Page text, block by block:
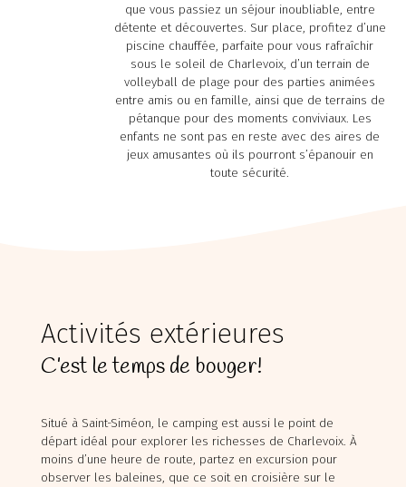
CAMPING UNION BASKATONG
/POURVOIRIE RAINVILLE
CHAUDIÈRE
que vous passiez un séjour inoubliable, entre
détente et découvertes. Sur place, profitez d’une
piscine chauffée, parfaite pour vous rafraîchir
sous le soleil de Charlevoix, d’un terrain de
volleyball de plage pour des parties animées
entre amis ou en famille, ainsi que de terrains de
pétanque pour des moments conviviaux. Les
enfants ne sont pas en reste avec des aires de
jeux amusantes où ils pourront s’épanouir en
toute sécurité.
Activités extérieures
C’est le temps de bouger!
Situé à Saint-Siméon, le camping est aussi le point de
départ idéal pour explorer les richesses de Charlevoix. À
moins d’une heure de route, partez en excursion pour
observer les baleines, que ce soit en croisière sur le